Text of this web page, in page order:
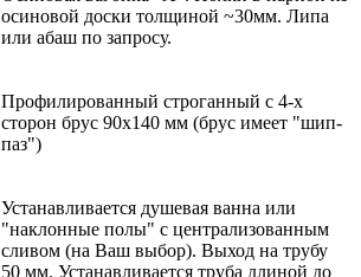
осиновой доски толщиной ~30мм. Липа
или абаш по запросу.
Профилированный строганный с 4-х
сторон брус 90х140 мм (брус имеет "шип-
паз")
Устанавливается душевая ванна или
"наклонные полы" с централизованным
сливом (на Ваш выбор). Выход на трубу
50 мм. Устанавливается труба длиной до